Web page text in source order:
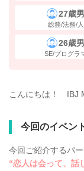
27歳
総務/法務/
26歳
SE/プログラ
こんにちは！ IBJ
今回のイベン
今回ご紹介するパー
“恋人は会って、話